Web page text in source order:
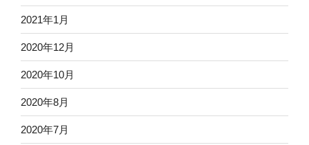
2021年1月
2020年12月
2020年10月
2020年8月
2020年7月